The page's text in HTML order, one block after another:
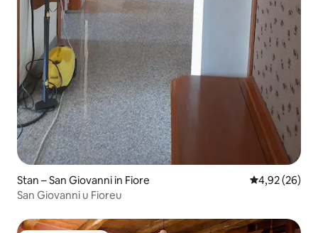
Stan – San Giovanni in Fiore Prosječna
4,92 (26)
San Giovanni u Fioreu